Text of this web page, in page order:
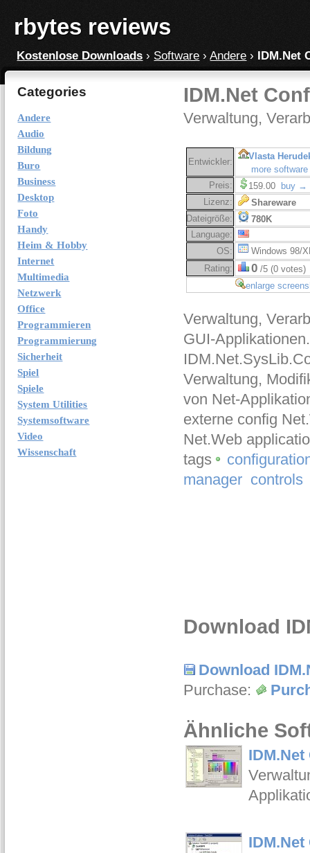
rbytes reviews
Kostenlose Downloads › Software ›Andere › IDM.Net
Categories
Andere
Audio
Bildung
Buro
Business
Desktop
Foto
Handy
Heim & Hobby
Internet
Multimedia
Netzwerk
Office
Programmieren
Programmierung
Sicherheit
Spiel
Spiele
System Utilities
Systemsoftware
Video
Wissenschaft
IDM.Net
Verwaltung,
Entwickler:
Vlasta
more
Preis:
159.00 buy →
Lizenz:
Shareware
Dateigröße:
780K
Language:
OS:
Windows 98/
Rating:
0 /5 (0 votes)
enlarge
Verwaltung,
GUI-
Verwaltung,
von Net-
externe config
Net.Web
tags
manager controls
Download
Download
Purchase:
Ähnliche
IDM.Net